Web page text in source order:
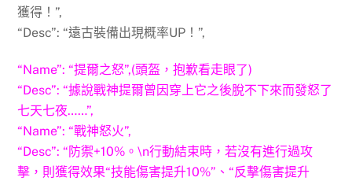
獲得！”,
“Desc”: “遠古裝備出現概率UP！”,
“Name”: “提爾之怒”,(頭盔，抱歉看走眼了)
“Desc”: “據說戰神提爾曾因穿上它之後脫不下來而發怒了
七天七夜……”,
“Name”: “戰神怒火”,
“Desc”: “防禦+10%。\n行動結束時，若沒有進行過攻
擊，則獲得效果“技能傷害提升10%”、“反擊傷害提升